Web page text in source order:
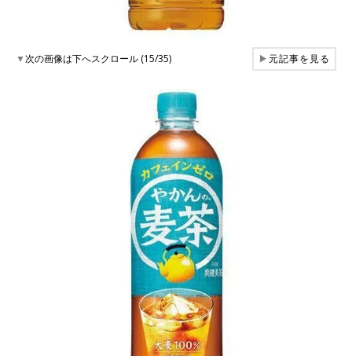
▼次の画像は下へスクロール (15/35) ▶元記事を見る